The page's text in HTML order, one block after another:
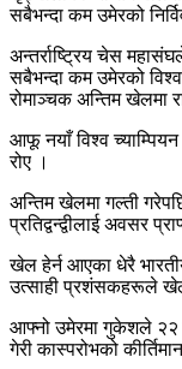
सबैभन्दा कम उमेरको
अन्तर्राष्ट्रिय चेस
सबैभन्दा कम उमेरको
रोमाञ्चक अन्तिम खेलमा
आफू नयाँ विश्व
रोए ।
अन्तिम खेलमा गल्ती
प्रतिद्वन्द्वीलाई अवसर
खेल हेर्न आएका धेरै
उत्साही प्रशंसकहरूले खेल
आफ्नो उमेरमा गुकेशले २२
गेरी कास्परोभको